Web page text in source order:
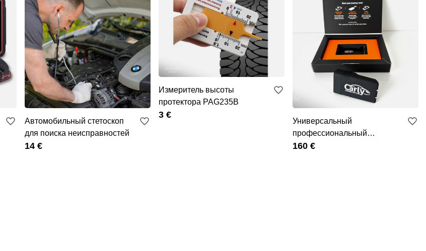
Автомобильный стетоскоп
для поиска неисправностей
14 €
Измеритель высоты
протектора PAG235B
3 €
Универсальный
профессиональный
диагностический сканер Carly
160 €